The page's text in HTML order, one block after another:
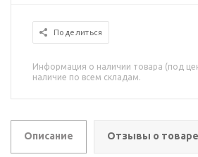
Поделиться
Информация о наличии товара (под
наличие по всем складам.
Описание Отзывы о товаре